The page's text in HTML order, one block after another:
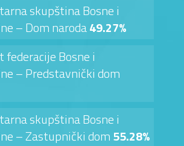
skupština Bosne i
– Dom naroda49.27%
federacije Bosne i
– Predstavnički dom
skupština Bosne i
– Zastupnički dom55.28%